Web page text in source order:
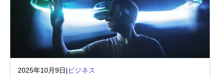
保険
テクノロジー
2025年10月9日|ビジネス